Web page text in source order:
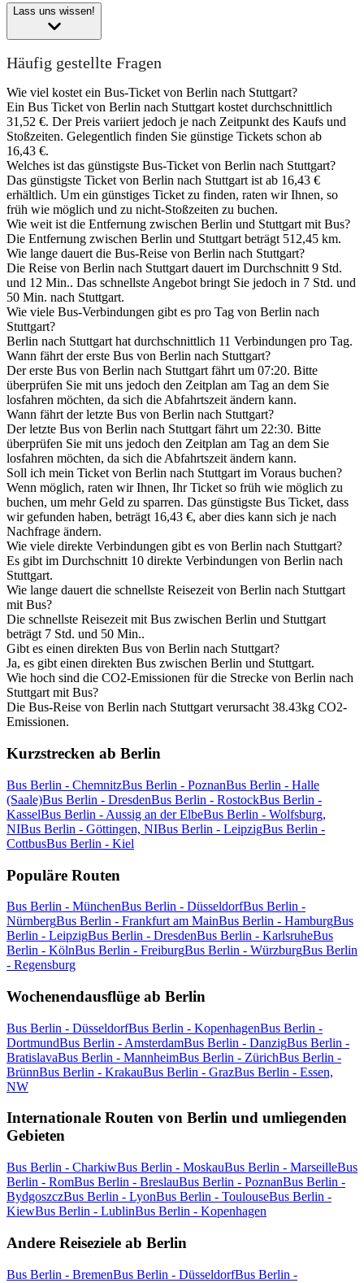
Lass uns wissen!
Häufig gestellte Fragen
Wie viel kostet ein Bus-Ticket von Berlin nach Stuttgart?
Ein Bus Ticket von Berlin nach Stuttgart kostet durchschnittlich
31,52 €. Der Preis variiert jedoch je nach Zeitpunkt des Kaufs und
Stoßzeiten. Gelegentlich finden Sie günstige Tickets schon ab
16,43 €.
Welches ist das günstigste Bus-Ticket von Berlin nach Stuttgart?
Das günstigste Ticket von Berlin nach Stuttgart ist ab 16,43 €
erhältlich. Um ein günstiges Ticket zu finden, raten wir Ihnen, so
früh wie möglich und zu nicht-Stoßzeiten zu buchen.
Wie weit ist die Entfernung zwischen Berlin und Stuttgart mit Bus?
Die Entfernung zwischen Berlin und Stuttgart beträgt 512,45 km.
Wie lange dauert die Bus-Reise von Berlin nach Stuttgart?
Die Reise von Berlin nach Stuttgart dauert im Durchschnitt 9 Std.
und 12 Min.. Das schnellste Angebot bringt Sie jedoch in 7 Std. und
50 Min. nach Stuttgart.
Wie viele Bus-Verbindungen gibt es pro Tag von Berlin nach
Stuttgart?
Berlin nach Stuttgart hat durchschnittlich 11 Verbindungen pro Tag.
Wann fährt der erste Bus von Berlin nach Stuttgart?
Der erste Bus von Berlin nach Stuttgart fährt um 07:20. Bitte
überprüfen Sie mit uns jedoch den Zeitplan am Tag an dem Sie
losfahren möchten, da sich die Abfahrtszeit ändern kann.
Wann fährt der letzte Bus von Berlin nach Stuttgart?
Der letzte Bus von Berlin nach Stuttgart fährt um 22:30. Bitte
überprüfen Sie mit uns jedoch den Zeitplan am Tag an dem Sie
losfahren möchten, da sich die Abfahrtszeit ändern kann.
Soll ich mein Ticket von Berlin nach Stuttgart im Voraus buchen?
Wenn möglich, raten wir Ihnen, Ihr Ticket so früh wie möglich zu
buchen, um mehr Geld zu sparren. Das günstigste Bus Ticket, dass
wir gefunden haben, beträgt 16,43 €, aber dies kann sich je nach
Nachfrage ändern.
Wie viele direkte Verbindungen gibt es von Berlin nach Stuttgart?
Es gibt im Durchschnitt 10 direkte Verbindungen von Berlin nach
Stuttgart.
Wie lange dauert die schnellste Reisezeit von Berlin nach Stuttgart
mit Bus?
Die schnellste Reisezeit mit Bus zwischen Berlin und Stuttgart
beträgt 7 Std. und 50 Min..
Gibt es einen direkten Bus von Berlin nach Stuttgart?
Ja, es gibt einen direkten Bus zwischen Berlin und Stuttgart.
Wie hoch sind die CO2-Emissionen für die Strecke von Berlin nach
Stuttgart mit Bus?
Die Bus-Reise von Berlin nach Stuttgart verursacht 38.43kg CO2-
Emissionen.
Kurzstrecken ab Berlin
Bus Berlin - ChemnitzBus Berlin - PoznanBus Berlin - Halle
(Saale)Bus Berlin - DresdenBus Berlin - RostockBus Berlin -
KasselBus Berlin - Aussig an der ElbeBus Berlin - Wolfsburg,
NIBus Berlin - Göttingen, NIBus Berlin - LeipzigBus Berlin -
CottbusBus Berlin - Kiel
Populäre Routen
Bus Berlin - MünchenBus Berlin - DüsseldorfBus Berlin -
NürnbergBus Berlin - Frankfurt am MainBus Berlin - HamburgBus
Berlin - LeipzigBus Berlin - DresdenBus Berlin - KarlsruheBus
Berlin - KölnBus Berlin - FreiburgBus Berlin - WürzburgBus Berlin
- Regensburg
Wochenendausflüge ab Berlin
Bus Berlin - DüsseldorfBus Berlin - KopenhagenBus Berlin -
DortmundBus Berlin - AmsterdamBus Berlin - DanzigBus Berlin -
BratislavaBus Berlin - MannheimBus Berlin - ZürichBus Berlin -
BrünnBus Berlin - KrakauBus Berlin - GrazBus Berlin - Essen,
NW
Internationale Routen von Berlin und umliegenden
Gebieten
Bus Berlin - CharkiwBus Berlin - MoskauBus Berlin - MarseilleBus
Berlin - RomBus Berlin - BreslauBus Berlin - PoznanBus Berlin -
BydgoszczBus Berlin - LyonBus Berlin - ToulouseBus Berlin -
KiewBus Berlin - LublinBus Berlin - Kopenhagen
Andere Reiseziele ab Berlin
Bus Berlin - BremenBus Berlin - DüsseldorfBus Berlin -